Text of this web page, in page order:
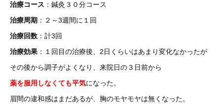
治療コース ：鍼灸３０分コース
治療周期 ：２～3週間に１回
治療回数 ：計3回
治療効果 ：１回目の治療後、2日くらいはあまり変化なかったが
その後から調子がよくなり、来院日の３日前から
薬を服用しなくても平気になった。
眉間の違和感はまだあるが、胸のモヤモヤは無くなった。